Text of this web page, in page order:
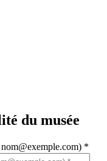
du musée
*